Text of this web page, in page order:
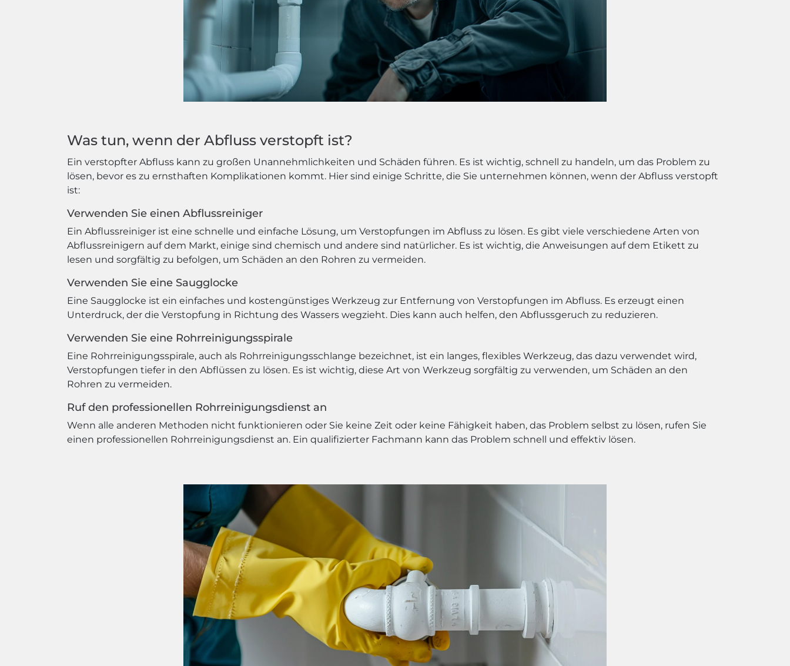
Was tun, wenn der Abfluss verstopft ist?
Ein verstopfter Abfluss kann zu großen Unannehmlichkeiten und Schäden führen. Es ist wichtig, schnell zu handeln, um das Problem zu
lösen, bevor es zu ernsthaften Komplikationen kommt. Hier sind einige Schritte, die Sie unternehmen können, wenn der Abfluss verstopft
ist:
Verwenden Sie einen Abflussreiniger
Ein Abflussreiniger ist eine schnelle und einfache Lösung, um Verstopfungen im Abfluss zu lösen. Es gibt viele verschiedene Arten von
Abflussreinigern auf dem Markt, einige sind chemisch und andere sind natürlicher. Es ist wichtig, die Anweisungen auf dem Etikett zu
lesen und sorgfältig zu befolgen, um Schäden an den Rohren zu vermeiden.
Verwenden Sie eine Saugglocke
Eine Saugglocke ist ein einfaches und kostengünstiges Werkzeug zur Entfernung von Verstopfungen im Abfluss. Es erzeugt einen
Unterdruck, der die Verstopfung in Richtung des Wassers wegzieht. Dies kann auch helfen, den Abflussgeruch zu reduzieren.
Verwenden Sie eine Rohrreinigungsspirale
Eine Rohrreinigungsspirale, auch als Rohrreinigungsschlange bezeichnet, ist ein langes, flexibles Werkzeug, das dazu verwendet wird,
Verstopfungen tiefer in den Abflüssen zu lösen. Es ist wichtig, diese Art von Werkzeug sorgfältig zu verwenden, um Schäden an den
Rohren zu vermeiden.
Ruf den professionellen Rohrreinigungsdienst an
Wenn alle anderen Methoden nicht funktionieren oder Sie keine Zeit oder keine Fähigkeit haben, das Problem selbst zu lösen, rufen Sie
einen professionellen Rohrreinigungsdienst an. Ein qualifizierter Fachmann kann das Problem schnell und effektiv lösen.